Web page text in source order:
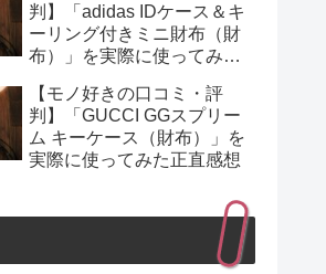
判】「adidas IDケース＆キ
ーリング付きミニ財布（財
布）」を実際に使ってみた
【モノ好きの口コミ・評
判】「GUCCI GGスプリー
ム キーケース（財布）」を
実際に使ってみた正直感想